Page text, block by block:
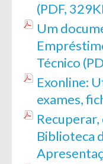
(PDF,
Um
Técnico
Exonline:
exames,
Biblioteca